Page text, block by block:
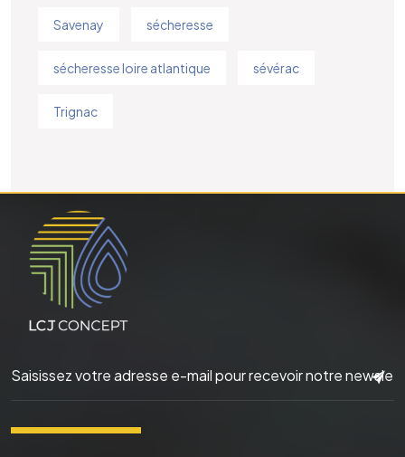
Savenay sécheresse
sécheresse loire atlantique sévérac
Trignac
▬▬▬▬▬▬